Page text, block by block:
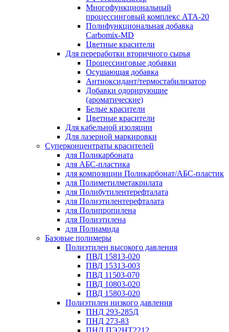
Многофункциональный
процессинговый комплекс АТА-20
Полифункциональная добавка
Carbomix-MD
Цветные красители
Для переработки вторичного сырья
Процессинговые добавки
Осушающая добавка
Антиоксидант/термостабилизатор
Добавки одорирующие
(ароматические)
Белые красители
Цветные красители
Для кабельной изоляции
Для лазерной маркировки
Суперконцентраты красителей
для Поликарбоната
для АБС-пластика
для композиции Поликарбонат/АБС-пластик
для Полиметилметакрилата
для Полибутилентерефталата
для Полиэтилентерефталата
для Полипропилена
для Полиэтилена
для Полиамида
Базовые полимеры
Полиэтилен высокого давления
ПВД 15813-020
ПВД 15313-003
ПВД 11503-070
ПВД 10803-020
ПВД 15803-020
Полиэтилен низкого давления
ПНД 293-285Д
ПНД 273-83
ПНД ПЭ2НТ2212